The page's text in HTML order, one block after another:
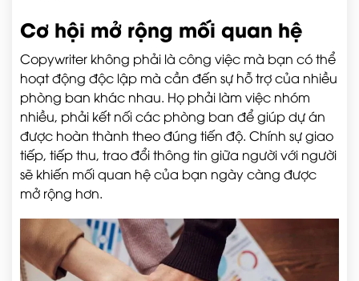
Cơ hội mở rộng mối quan hệ
Copywriter không phải là công việc mà bạn có thể
hoạt động độc lập mà cần đến sự hỗ trợ của nhiều
phòng ban khác nhau. Họ phải làm việc nhóm
nhiều, phải kết nối các phòng ban để giúp dự án
được hoàn thành theo đúng tiến độ. Chính sự giao
tiếp, tiếp thu, trao đổi thông tin giữa người với người
sẽ khiến mối quan hệ của bạn ngày càng được
mở rộng hơn.